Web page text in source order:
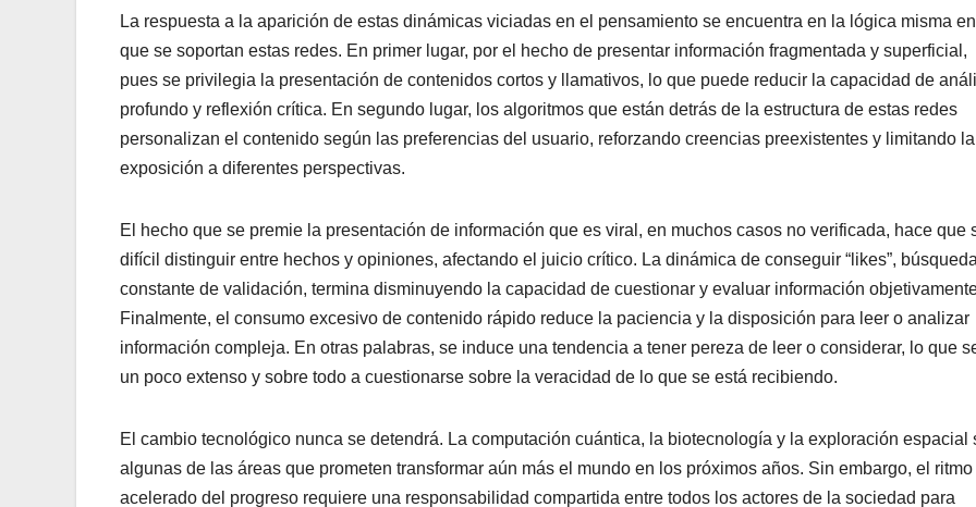
La respuesta a la aparición de estas dinámicas viciadas en el pensamiento se encuentra en la lógica misma
que se soportan estas redes. En primer lugar, por el hecho de presentar información fragmentada y superficial,
pues se privilegia la presentación de contenidos cortos y llamativos, lo que puede reducir la capacidad de
profundo y reflexión crítica. En segundo lugar, los algoritmos que están detrás de la estructura de estas redes
personalizan el contenido según las preferencias del usuario, reforzando creencias preexistentes y limitando la
exposición a diferentes perspectivas.
El hecho que se premie la presentación de información que es viral, en muchos casos no verificada, hace que
difícil distinguir entre hechos y opiniones, afectando el juicio crítico. La dinámica de conseguir “likes”, búsqueda
constante de validación, termina disminuyendo la capacidad de cuestionar y evaluar información
Finalmente, el consumo excesivo de contenido rápido reduce la paciencia y la disposición para leer o analizar
información compleja. En otras palabras, se induce una tendencia a tener pereza de leer o considerar, lo que
un poco extenso y sobre todo a cuestionarse sobre la veracidad de lo que se está recibiendo.
El cambio tecnológico nunca se detendrá. La computación cuántica, la biotecnología y la exploración espacial
algunas de las áreas que prometen transformar aún más el mundo en los próximos años. Sin embargo, el ritmo
acelerado del progreso requiere una responsabilidad compartida entre todos los actores de la sociedad para